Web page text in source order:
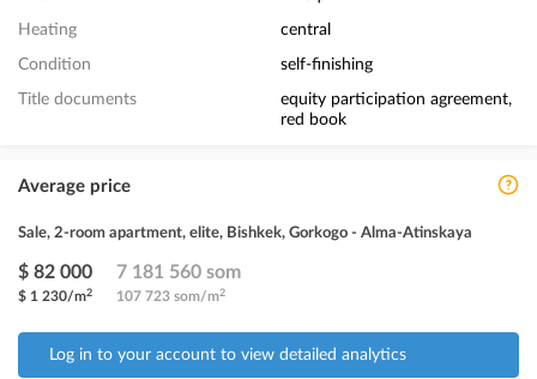
Heating central
Condition self-finishing
Title documents
equity participation agreement,
red book
Average price
Sale, 2-room apartment, elite, Bishkek, Gorkogo - Alma-Atinskaya
$ 82 000
$ 1 230/m2
7 181 560 som
107 723 som/m2
Log in to your account to view detailed analytics